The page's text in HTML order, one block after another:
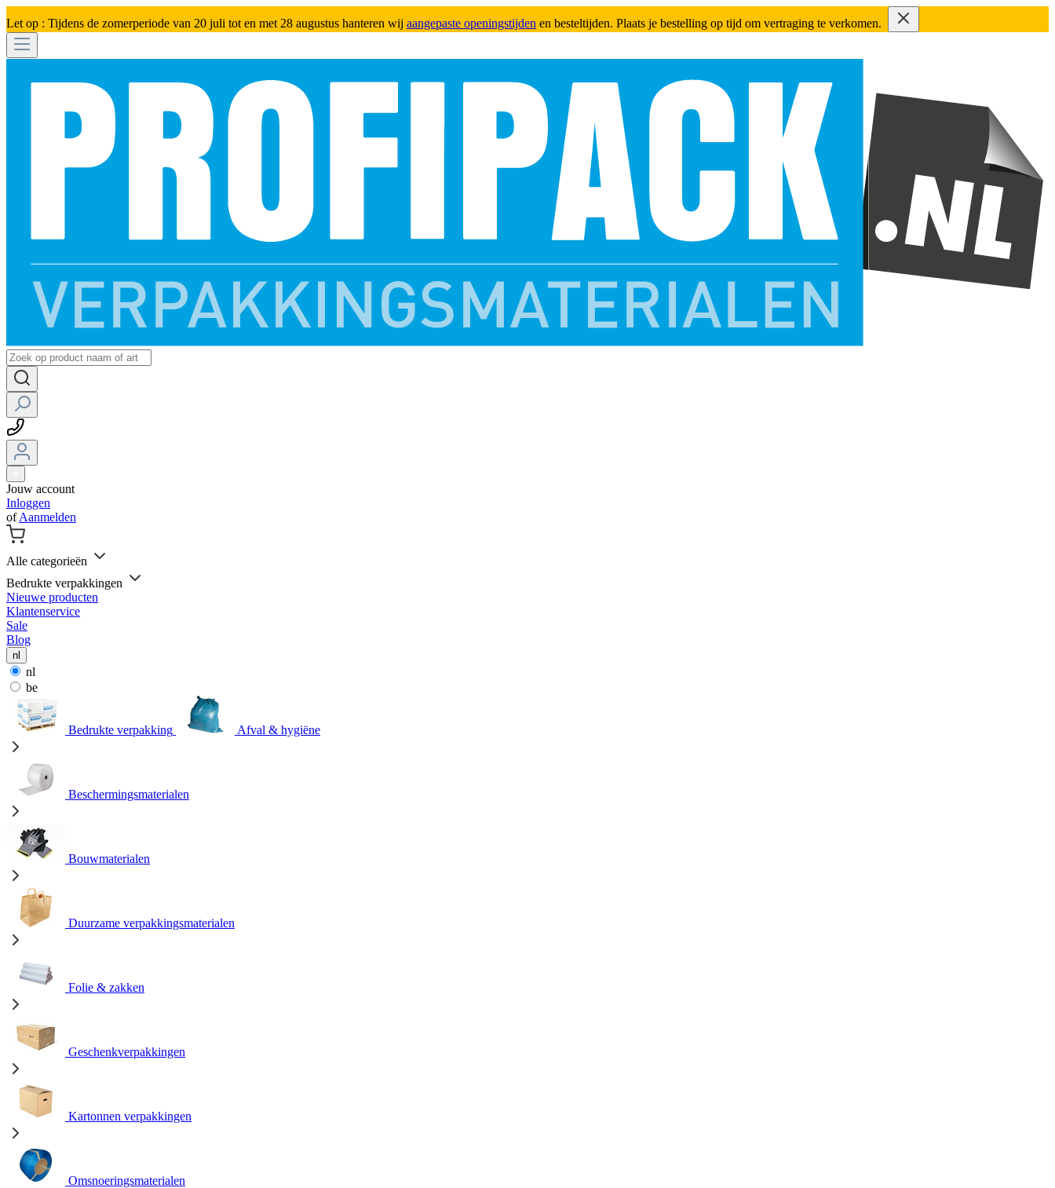
Let op : Tijdens de zomerperiode van 20 juli tot en met 28 augustus hanteren wij aangepaste openingstijden en besteltijden. Plaats je bestelling op tijd om vertraging te verkomen.
Jouw account
Inloggen
ofAanmelden
Alle categorieën
Bedrukte verpakkingen
Nieuwe producten
Klantenservice
Sale
Blog
nl
nl
be
Bedrukte verpakking Afval & hygiëne
Beschermingsmaterialen
Bouwmaterialen
Duurzame verpakkingsmaterialen
Folie & zakken
Geschenkverpakkingen
Kartonnen verpakkingen
Omsnoeringsmaterialen